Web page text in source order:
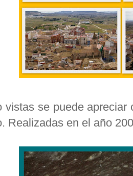
vistas se puede
Realizadas en el año